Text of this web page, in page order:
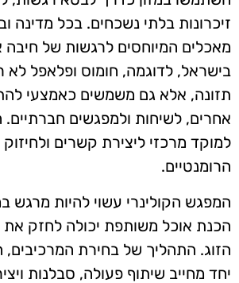
זיכרונות בלתי נשכחים. בכל מדינה
מאכלים המיוחסים לרגשות של חיבה
בישראל, לדוגמה, חומוס ופלאפל
תזונה, אלא גם משמשים כאמצעי
אחרים, לשיחות ולמפגשים
למוקד מרכזי ליצירת קשרים
הרומנטיים.
המפגש הקולינרי עשוי להיות מרגש
הכנת אוכל משותפת יכולה לחזק את
הזוג. התהליך של בחירת המרכיבים,
יחד מחייב שיתוף פעולה, סבלנות